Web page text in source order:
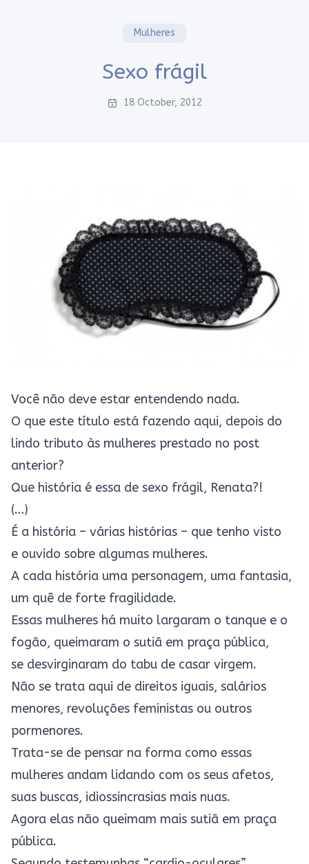
Mulheres
Sexo frágil
18 October, 2012
Você não deve estar entendendo nada.
O que este título está fazendo aqui, depois do
lindo tributo às mulheres prestado no post
anterior?
Que história é essa de sexo frágil, Renata?!
(…)
É a história – várias histórias – que tenho visto
e ouvido sobre algumas mulheres.
A cada história uma personagem, uma fantasia,
um quê de forte fragilidade.
Essas mulheres há muito largaram o tanque e o
fogão, queimaram o sutiã em praça pública,
se desvirginaram do tabu de casar virgem.
Não se trata aqui de direitos iguais, salários
menores, revoluções feministas ou outros
pormenores.
Trata-se de pensar na forma como essas
mulheres andam lidando com os seus afetos,
suas buscas, idiossincrasias mais nuas.
Agora elas não queimam mais sutiã em praça
pública.